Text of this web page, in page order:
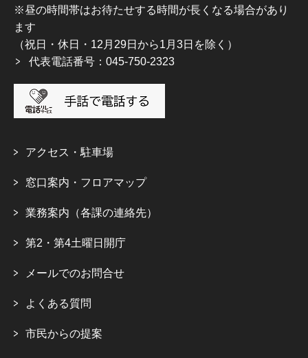
※昼の時間帯はお待たせする時間が長くなる場合があり
ます
（祝日・休日・12月29日から1月3日を除く）
代表電話番号：045-750-2323
アクセス・駐車場
窓口案内・フロアマップ
業務案内（各課の連絡先）
第2・第4土曜日開庁
メールでのお問合せ
よくある質問
市民からの提案